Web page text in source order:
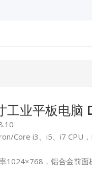
工业平板电脑
Core i3、i5、i7 CPU
1024×768，铝合金前